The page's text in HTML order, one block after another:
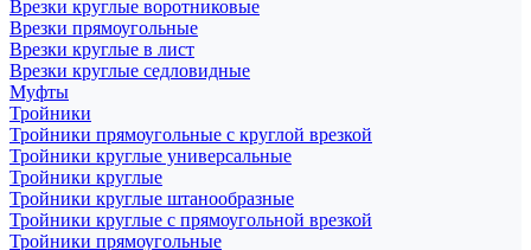
Врезки круглые воротниковые
Врезки прямоугольные
Врезки круглые в лист
Врезки круглые седловидные
Муфты
Тройники
Тройники прямоугольные с круглой врезкой
Тройники круглые универсальные
Тройники круглые
Тройники круглые штанообразные
Тройники круглые с прямоугольной врезкой
Тройники прямоугольные